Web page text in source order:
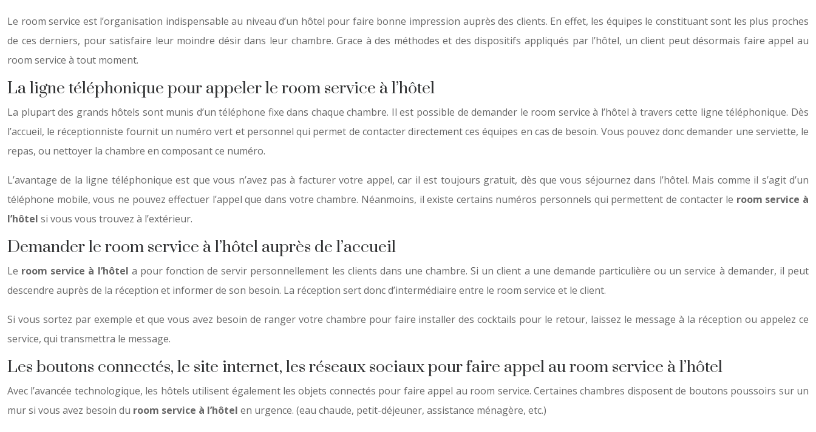
Le room service est l’organisation indispensable au niveau d’un hôtel pour faire bonne impression auprès des clients. En effet, les équipes le constituant sont les plus proches
de ces derniers, pour satisfaire leur moindre désir dans leur chambre. Grace à des méthodes et des dispositifs appliqués par l’hôtel, un client peut désormais faire appel au
room service à tout moment.
La ligne téléphonique pour appeler le room service à l’hôtel
La plupart des grands hôtels sont munis d’un téléphone fixe dans chaque chambre. Il est possible de demander le room service à l’hôtel à travers cette ligne téléphonique. Dès
l’accueil, le réceptionniste fournit un numéro vert et personnel qui permet de contacter directement ces équipes en cas de besoin. Vous pouvez donc demander une serviette, le
repas, ou nettoyer la chambre en composant ce numéro.
L’avantage de la ligne téléphonique est que vous n’avez pas à facturer votre appel, car il est toujours gratuit, dès que vous séjournez dans l’hôtel. Mais comme il s’agit d’un
téléphone mobile, vous ne pouvez effectuer l’appel que dans votre chambre. Néanmoins, il existe certains numéros personnels qui permettent de contacter le room service à
l’hôtel si vous vous trouvez à l’extérieur.
Demander le room service à l’hôtel auprès de l’accueil
Le room service à l’hôtel a pour fonction de servir personnellement les clients dans une chambre. Si un client a une demande particulière ou un service à demander, il peut
descendre auprès de la réception et informer de son besoin. La réception sert donc d’intermédiaire entre le room service et le client.
Si vous sortez par exemple et que vous avez besoin de ranger votre chambre pour faire installer des cocktails pour le retour, laissez le message à la réception ou appelez ce
service, qui transmettra le message.
Les boutons connectés, le site internet, les réseaux sociaux pour faire appel au room service à l’hôtel
Avec l’avancée technologique, les hôtels utilisent également les objets connectés pour faire appel au room service. Certaines chambres disposent de boutons poussoirs sur un
mur si vous avez besoin du room service à l’hôtel en urgence. (eau chaude, petit-déjeuner, assistance ménagère, etc.)